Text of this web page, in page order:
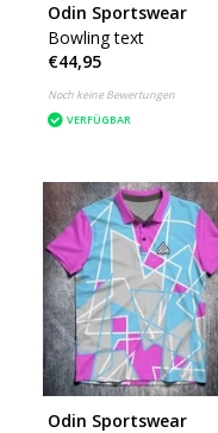
Odin Sportswear
Bowling text
€44,95
Noch keine Bewertungen
VERFÜGBAR
Odin Sportswear